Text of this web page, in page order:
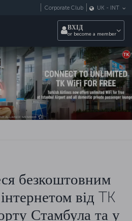
Corporate Club UK - INT
ВХІД
or become a member
безкоштовним
від TK
Стамбула та у